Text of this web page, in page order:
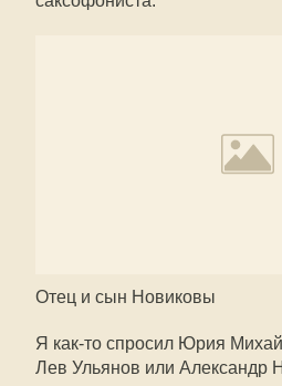
Отец и сын Новиковы
Я как-то спросил Юрия
Лев Ульянов или Александр